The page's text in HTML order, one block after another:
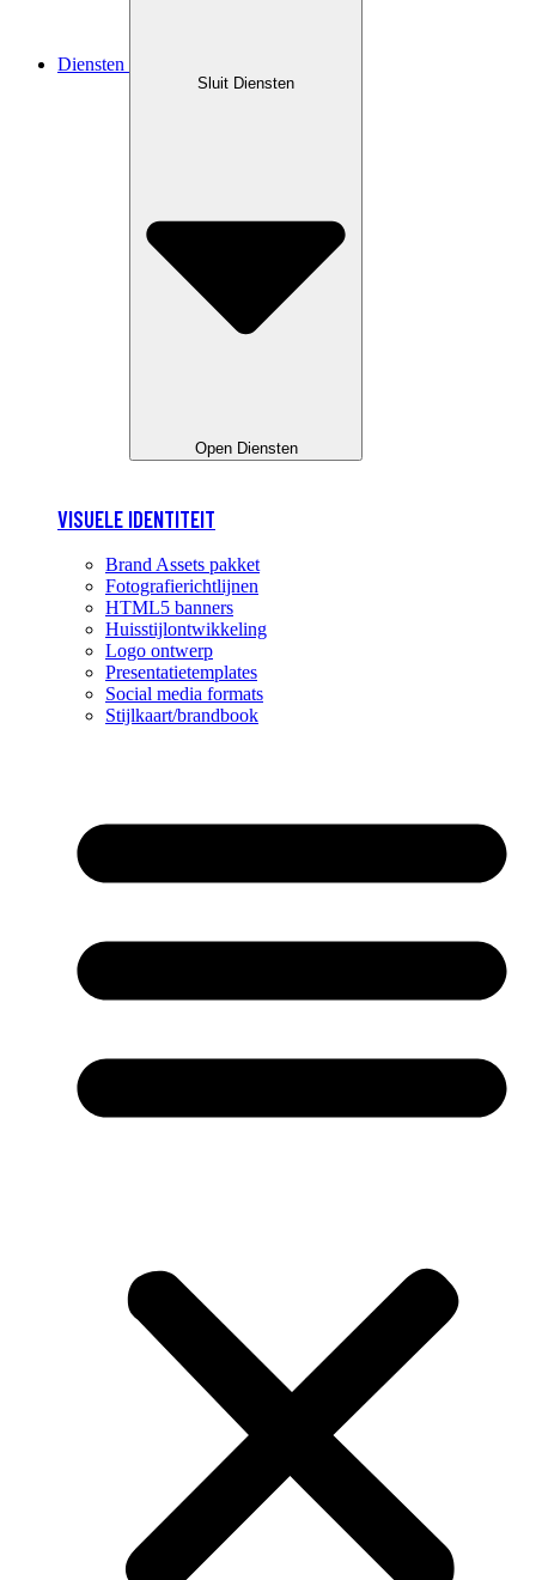
Diensten
Sluit Diensten
Open Diensten
VISUELE IDENTITEIT
Brand Assets pakket
Fotografierichtlijnen
HTML5 banners
Huisstijlontwikkeling
Logo ontwerp
Presentatietemplates
Social media formats
Stijlkaart/brandbook